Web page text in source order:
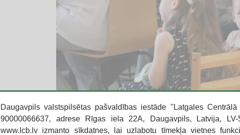
Daugavpils valstspilsētas pašvaldības iestāde "Latgales
90000066637, adrese Rīgas iela 22A, Daugavpils, Latvija,
www.lcb.lv izmanto sīkdatnes, lai uzlabotu tīmekļa vietnes